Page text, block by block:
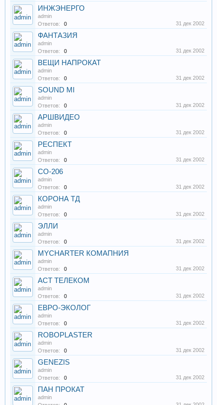
ИНЖЭНЕРГО
admin
Ответов:
0 31 дек 2002
ФАНТАЗИЯ
admin
Ответов:
0 31 дек 2002
ВЕЩИ НАПРОКАТ
admin
Ответов:
0 31 дек 2002
SOUND MI
admin
Ответов:
0 31 дек 2002
АРШВИДЕО
admin
Ответов:
0 31 дек 2002
РЕСПЕКТ
admin
Ответов:
0 31 дек 2002
CO-206
admin
Ответов:
0 31 дек 2002
КОРОНА ТД
admin
Ответов:
0 31 дек 2002
ЭЛЛИ
admin
Ответов:
0 31 дек 2002
MYCHARTER КОМАПНИЯ
admin
Ответов:
0 31 дек 2002
АСТ ТЕЛЕКОМ
admin
Ответов:
0 31 дек 2002
ЕВРО-ЭКОЛОГ
admin
Ответов:
0 31 дек 2002
ROBOPLASTER
admin
Ответов:
0 31 дек 2002
GENEZIS
admin
Ответов:
0 31 дек 2002
ПАН ПРОКАТ
admin